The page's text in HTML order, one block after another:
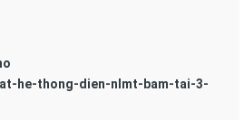
he-thong-dien-nlmt-bam-tai-3-